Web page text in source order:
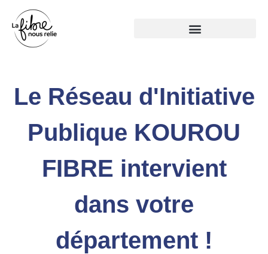
Le Réseau d'Initiative
Publique KOUROU
FIBRE intervient
dans votre
département !
Panneau de gestion des cookies